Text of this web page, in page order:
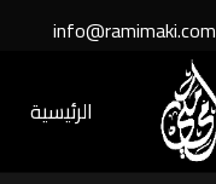
info@ramimaki.com
الرئيسية